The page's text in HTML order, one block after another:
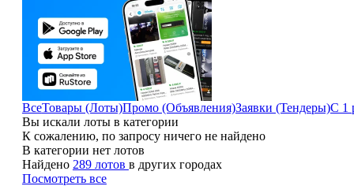
ВсеТовары (Лоты)Промо (Объявления)Заявки (Тендеры)С 1
Вы искали лоты в категории
К сожалению, по запросу ничего не найдено
В категории нет лотов
Найдено 289 лотов в других городах
Посмотреть все